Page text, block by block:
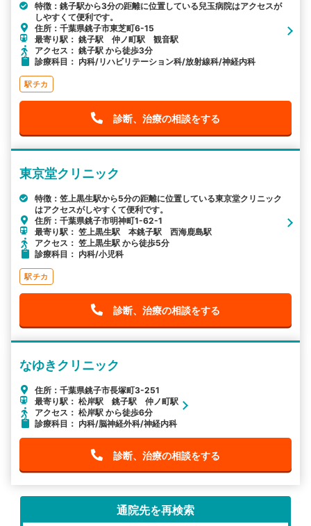
特徴：銚子駅から3分の距離に位置している兒玉病院はアクセスが
しやすくて便利です。
住所：千葉県銚子市東芝町6-15
最寄り駅： 銚子駅 仲ノ町駅 観音駅
アクセス： 銚子駅 から徒歩3分
診療科目： 内科/リハビリテーション科/放射線科/神経内科
駅チカ
診断、治療の相談をする
東京堂クリニック
特徴：笠上黒生駅から5分の距離に位置している東京堂クリニック
はアクセスがしやすくて便利です。
住所：千葉県銚子市明神町1-62-1
最寄り駅： 笠上黒生駅 本銚子駅 西海鹿島駅
アクセス： 笠上黒生駅 から徒歩5分
診療科目： 内科/小児科
駅チカ
診断、治療の相談をする
なゆきクリニック
住所：千葉県銚子市長塚町3-251
最寄り駅： 松岸駅 銚子駅 仲ノ町駅
アクセス： 松岸駅 から徒歩6分
診療科目： 内科/脳神経外科/神経内科
診断、治療の相談をする
通院先を再検索